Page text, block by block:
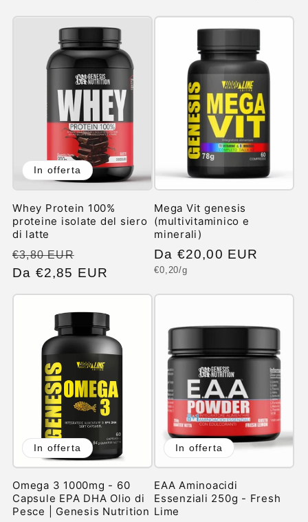
In offerta
Whey Protein 100%
proteine isolate del siero
di latte
Prezzo
di
listino
€3,80 EUR
scontato
Da €2,85 EUR
Mega Vit genesis
(multivitaminico e
minerali)
Prezzo
di
listino
Da €20,00 EUR
Prezzo
€0,20/g
In offerta
Omega 3 1000mg - 60
Capsule EPA DHA Olio di
Pesce | Genesis Nutrition
In offerta
EAA Aminoacidi
Essenziali 250g - Fresh
Lime